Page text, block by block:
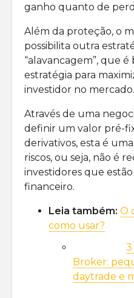
ganho quanto de
Além da proteção, o
possibilita outra
“alavancagem”, que
estratégia para
investidor no mercado.
Através de uma
definir um valor pré-
derivativos, esta é
riscos, ou seja, não é
investidores que
financeiro.
Leia também: O
como usar?
3
Broker:
daytrade e